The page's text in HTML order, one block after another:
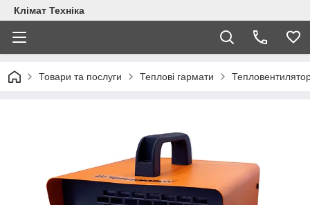
Клімат Техніка
Товари та послуги Теплові гармати